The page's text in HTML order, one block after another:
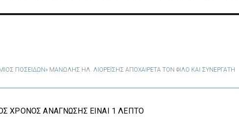
ΠΟΣΕΙΔΩΝ» ΜΑΝΩΛΗΣ ΗΛ. ΛΙΟΡΕΪΣΗΣ ΑΠΟΧΑΙΡΕΤΑ ΤΟΝ ΦΙΛΟ ΚΑΙ ΣΥΝΕΡΓΑΤΗ
ΧΡΌΝΟΣ ΑΝΆΓΝΩΣΗΣ ΕΊΝΑΙ 1 ΛΕΠΤΌ